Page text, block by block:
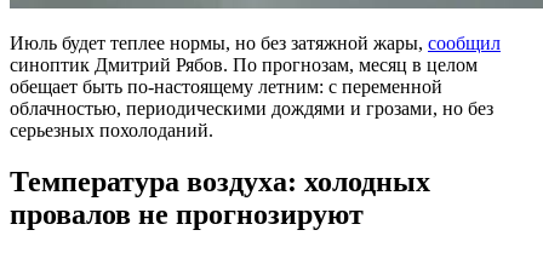
Июль будет теплее нормы, но без затяжной жары, сообщил
синоптик Дмитрий Рябов. По прогнозам, месяц в целом
обещает быть по-настоящему летним: с переменной
облачностью, периодическими дождями и грозами, но без
серьезных похолоданий.
Температура воздуха: холодных
провалов не прогнозируют